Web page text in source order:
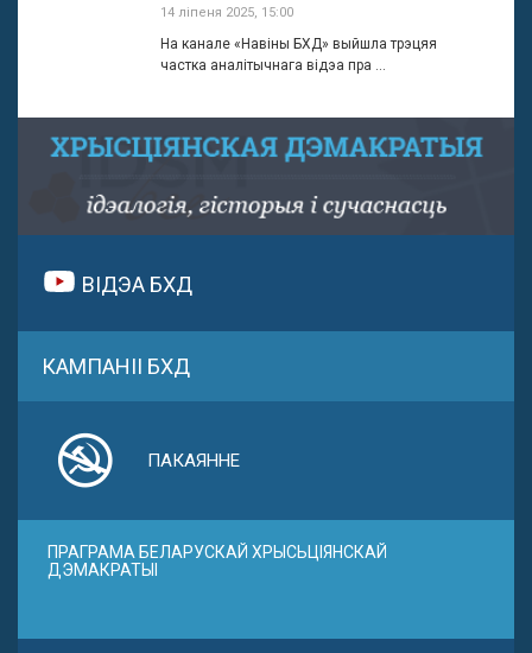
14 ліпеня 2025, 15:00
На канале «Навіны БХД» выйшла трэцяя
частка аналітычнага відэа пра ...
ВІДЭА БХД
КАМПАНІІ БХД
ПАКАЯННЕ
ПРАГРАМА БЕЛАРУСКАЙ ХРЫСЬЦІЯНСКАЙ
ДЭМАКРАТЫІ